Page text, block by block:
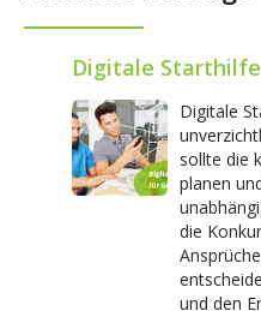
Digitale
Digitale
sollte die
planen
die
und den